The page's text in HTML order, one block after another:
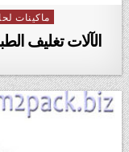
Posted in
ماكينات